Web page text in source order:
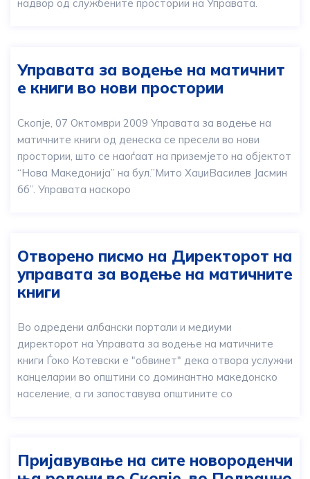
надвор од службените простории на Управата.
Управата за водење на матичнит
е книги во нови простории
Скопје, 07 Октомври 2009 Управата за водење на
матичните книги од денеска се пресели во нови
простории, што се наоѓаат на приземјето на објектот
“Нова Македонија” на бул.”Мито ХаџиВасилев Јасмин
бб”. Управата наскоро
Отворено писмо на Директорот на
управата за водење на матичните
книги
Во одредени албански портали и медиуми
директорот на Управата за водење на матичните
книги Ѓоко Котевски е "обвинет" дека отвора услужни
канцеларии во општини со доминантно македонско
население, а ги запоставува општините со
Пријавување на сите новороденчи